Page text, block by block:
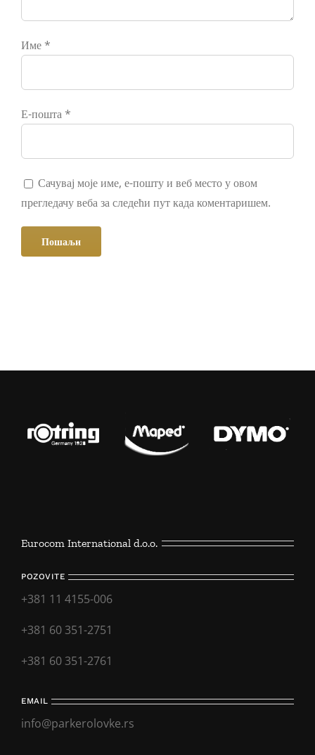
Име *
Е-пошта *
Сачувај моје име, е-пошту и веб место у овом
прегледачу веба за следећи пут када коментаришем.
Eurocom International d.o.o.
POZOVITE
+381 11 4155-006
+381 60 351-2751
+381 60 351-2761
EMAIL
info@parkerolovke.rs